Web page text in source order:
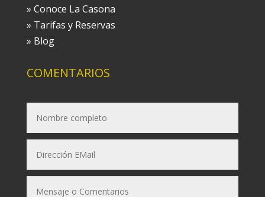
» Conoce La Casona
» Tarifas y Reservas
» Blog
COMENTARIOS